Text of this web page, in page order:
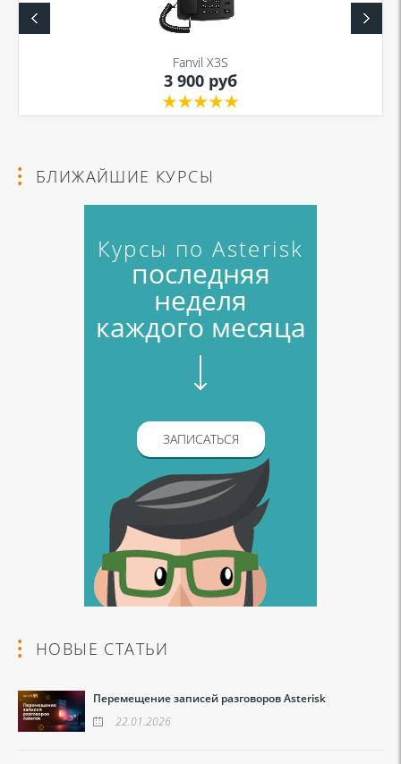
Политикой в отношении обработки персональных
Политикой конфиденциальности
Я даю согласие на обработку моих персональных данных для связи
Политикой в отношении обработки персональных
Fanvil X3S
3 900 руб
БЛИЖАЙШИЕ КУРСЫ
Курсы по Asterisk
последняя
неделя
каждого месяца
ЗАПИСАТЬСЯ
НОВЫЕ СТАТЬИ
Перемещение записей разговоров Asterisk
22.01.2026